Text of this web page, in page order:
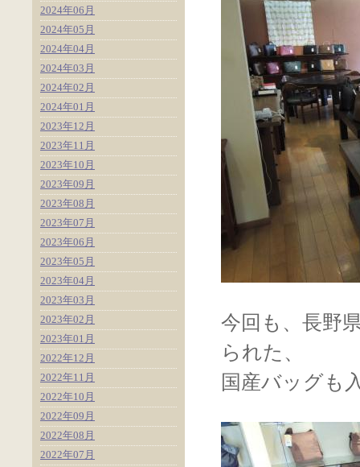
今回も、長野
られた、
国産バッグも
2024年06月
2024年05月
2024年04月
2024年03月
2024年02月
2024年01月
2023年12月
2023年11月
2023年10月
2023年09月
2023年08月
2023年07月
2023年06月
2023年05月
2023年04月
2023年03月
2023年02月
2023年01月
2022年12月
2022年11月
2022年10月
2022年09月
2022年08月
2022年07月